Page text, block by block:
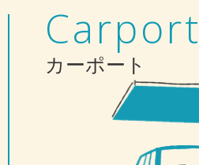
Carport
カーポート